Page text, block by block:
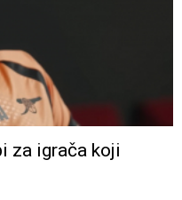
za igrača koji